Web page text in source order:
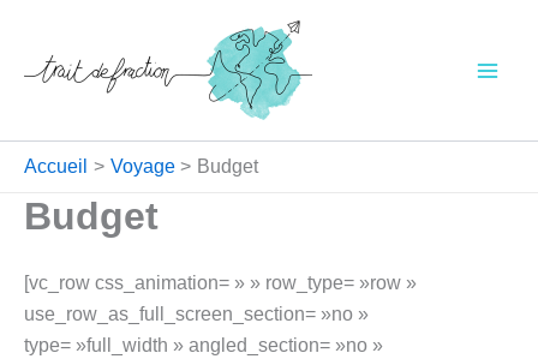
contenu
Accueil Voyage Budget
Budget
[vc_row css_animation= » » row_type= »row »
use_row_as_full_screen_section= »no »
type= »full_width » angled_section= »no »